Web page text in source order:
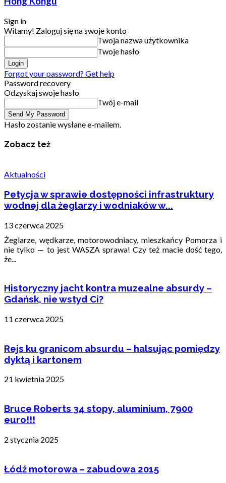
Sign in
Witamy! Zaloguj się na swoje konto
Twoja nazwa użytkownika
Twoje hasło
Forgot your password? Get help
Password recovery
Odzyskaj swoje hasło
Twój e-mail
Hasło zostanie wysłane e-mailem.
Zobacz też
Aktualności
Petycja w sprawie dostępności infrastruktury
wodnej dla żeglarzy i wodniaków w...
13 czerwca 2025
Żeglarze, wędkarze, motorowodniacy, mieszkańcy Pomorza i
nie tylko — to jest WASZA sprawa! Czy też macie dość tego,
że...
Historyczny jacht kontra muzealne absurdy –
Gdańsk, nie wstyd Ci?
11 czerwca 2025
Rejs ku granicom absurdu – halsując pomiędzy
dyktą i kartonem
21 kwietnia 2025
Bruce Roberts 34 stopy, aluminium, 7900
euro!!!
2 stycznia 2025
Łódź motorowa – zabudowa 2015